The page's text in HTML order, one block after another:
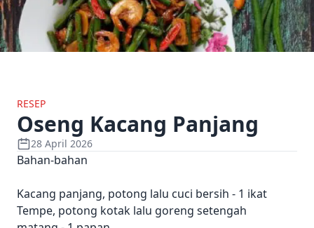
RESEP
Oseng Kacang Panjang
28 April 2026
Bahan-bahan
Kacang panjang, potong lalu cuci bersih - 1 ikat
Tempe, potong kotak lalu goreng setengah